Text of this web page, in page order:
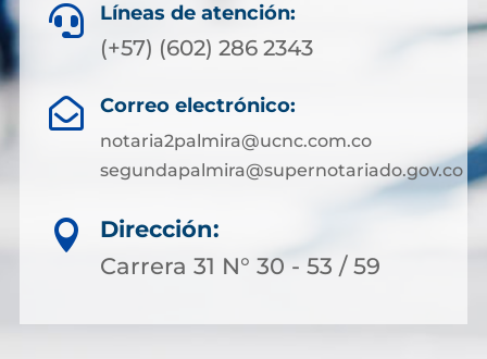
 Líneas de atención:
(+57) (602) 286 2343
 Correo electrónico:
notaria2palmira@ucnc.com.co
segundapalmira@supernotariado.gov.co

Dirección:
Carrera 31 N° 30 - 53 / 59